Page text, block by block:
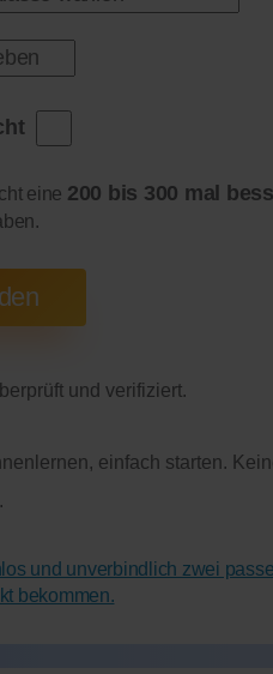
eine 200 bis 300 mal
und verifiziert.
einfach starten.
und unverbindlich zwei
bekommen.